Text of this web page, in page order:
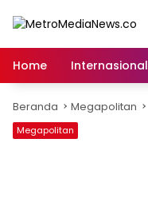
Home
Internasional
Beranda Megapolitan
Megapolitan